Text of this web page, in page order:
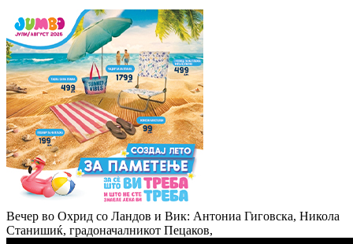
Вечер во Охрид со Ландов и Вик: Антониа Гиговска, Никола
Станишиќ, градоначалникот Пецаков,